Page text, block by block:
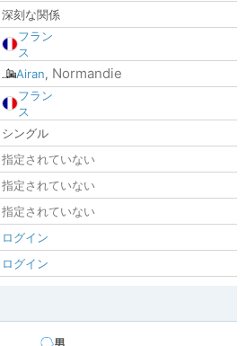
深刻な関係
フラン
ス
Airan, Normandie
フラン
ス
シングル
指定されていない
指定されていない
指定されていない
ログイン
ログイン